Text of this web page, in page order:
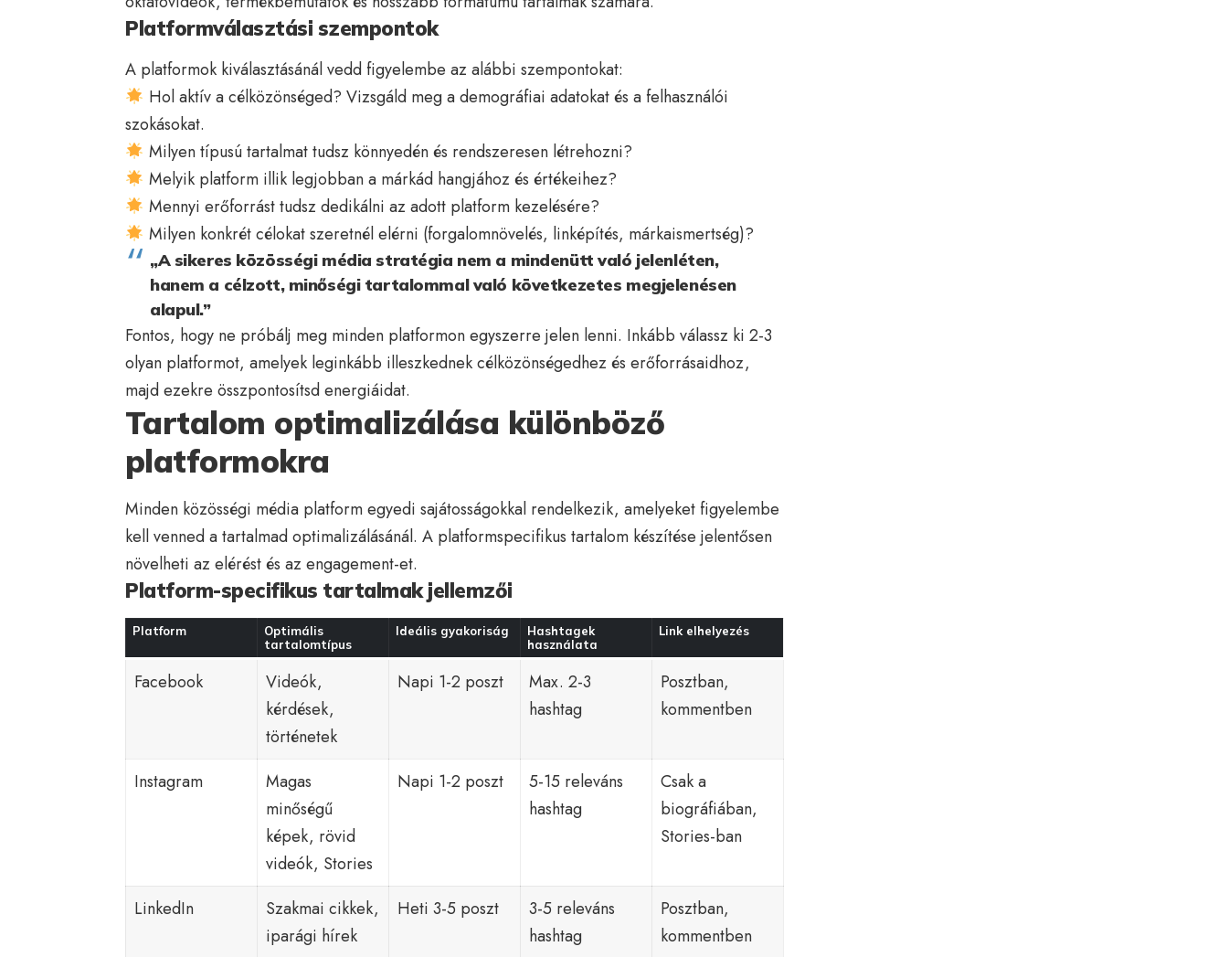
Platformválasztási szempontok
A platformok kiválasztásánál vedd figyelembe az alábbi szempontokat:
Hol aktív a célközönséged? Vizsgáld meg a demográfiai adatokat és a felhasználói
szokásokat.
Milyen típusú tartalmat tudsz könnyedén és rendszeresen létrehozni?
Melyik platform illik legjobban a márkád hangjához és értékeihez?
Mennyi erőforrást tudsz dedikálni az adott platform kezelésére?
Milyen konkrét célokat szeretnél elérni (forgalomnövelés, linképítés, márkaismertség)?
„A sikeres közösségi média stratégia nem a mindenütt való jelenléten,
hanem a célzott, minőségi tartalommal való következetes megjelenésen
alapul.”
Fontos, hogy ne próbálj meg minden platformon egyszerre jelen lenni. Inkább válassz ki 2-3
olyan platformot, amelyek leginkább illeszkednek célközönségedhez és erőforrásaidhoz,
majd ezekre összpontosítsd energiáidat.
Tartalom optimalizálása különböző
platformokra
Minden közösségi média platform egyedi sajátosságokkal rendelkezik, amelyeket figyelembe
kell venned a tartalmad optimalizálásánál. A platformspecifikus tartalom készítése jelentősen
növelheti az elérést és az engagement-et.
Platform-specifikus tartalmak jellemzői
Platform
Optimális
tartalomtípus
Ideális gyakoriság
Hashtagek
használata
Link elhelyezés
Facebook
Videók,
kérdések,
történetek
Napi 1-2 poszt
Max. 2-3
hashtag
Posztban,
kommentben
Instagram
Magas
minőségű
képek, rövid
videók, Stories
Napi 1-2 poszt
5-15 releváns
hashtag
Csak a
biográfiában,
Stories-ban
LinkedIn
Szakmai cikkek,
iparági hírek
Heti 3-5 poszt
3-5 releváns
hashtag
Posztban,
kommentben